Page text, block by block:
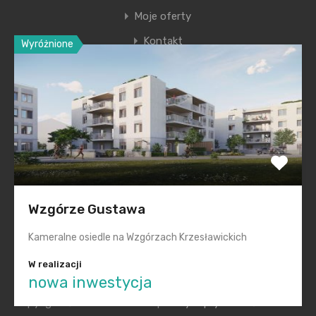
Wyróżnione
Wzgórze Gustawa
Kameralne osiedle na Wzgórzach Krzesławickich
W realizacji
nowa inwestycja
Moje oferty
Kontakt
Ostatnie wpisy
Nowa era Filharmonii Krakowskiej
Premiera nowego etapu inwestycji Krakowskie
Przedmieście
Polska na inwestycyjnej mapie Europy świeci na zielono
Realizacje „pod klucz” dla każdego